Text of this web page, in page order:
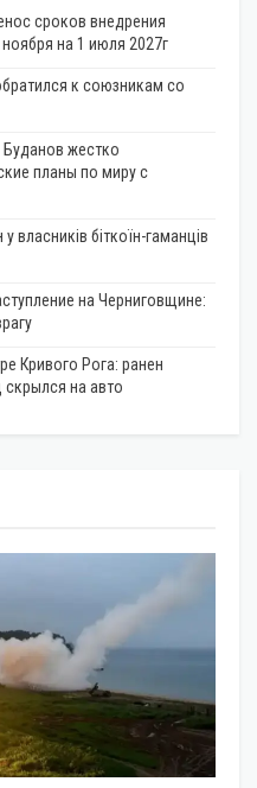
сроков внедрения
на 1 июля 2027г
к союзникам со
Буданов жестко
планы по миру с
біткоїн-гаманців
на Черниговщине:
Кривого Рога: ранен
на авто